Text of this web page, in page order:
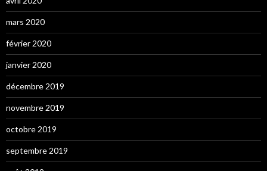
mars 2020
février 2020
janvier 2020
décembre 2019
novembre 2019
octobre 2019
septembre 2019